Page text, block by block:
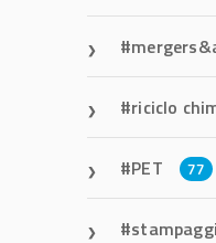
riciclo
PET 77